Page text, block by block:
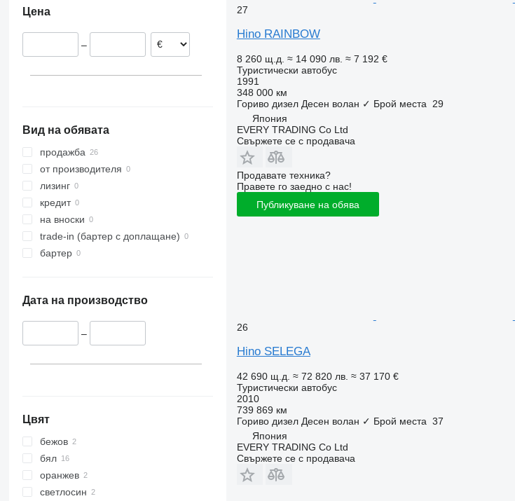
Цена
–
Вид на обявата
продажба
от производителя
лизинг
кредит
на вноски
trade-in (бартер с доплащане)
бартер
Дата на производство
–
Цвят
бежов
бял
оранжев
светлосин
27
Hino RAINBOW
8 260 щ.д. ≈ 14 090 лв. ≈ 7 192 €
Туристически автобус
1991
348 000 км
Гориво дизел Десен волан ✓ Брой места
29
Япония
EVERY TRADING Co Ltd
Свържете се с продавача
Продавате техника?
Правете го заедно с нас!
Публикуване на обява
26
Hino SELEGA
42 690 щ.д. ≈ 72 820 лв. ≈ 37 170 €
Туристически автобус
2010
739 869 км
Гориво дизел Десен волан ✓ Брой места 37
Япония
EVERY TRADING Co Ltd
Свържете се с продавача